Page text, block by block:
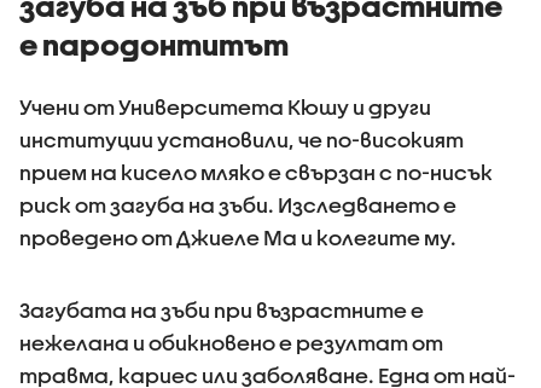
е пародонтитът
Учени от Университета Кюшу и други
институции установили, че по-високият
прием на кисело мляко е свързан с по-нисък
риск от загуба на зъби. Изследването е
проведено от Джиеле Ма и колегите му.
Загубата на зъби при възрастните е
нежелана и обикновено е резултат от
травма, кариес или заболяване. Една от най-